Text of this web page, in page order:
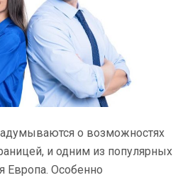
о возможностях
и одним из популярных
Европа. Особенно